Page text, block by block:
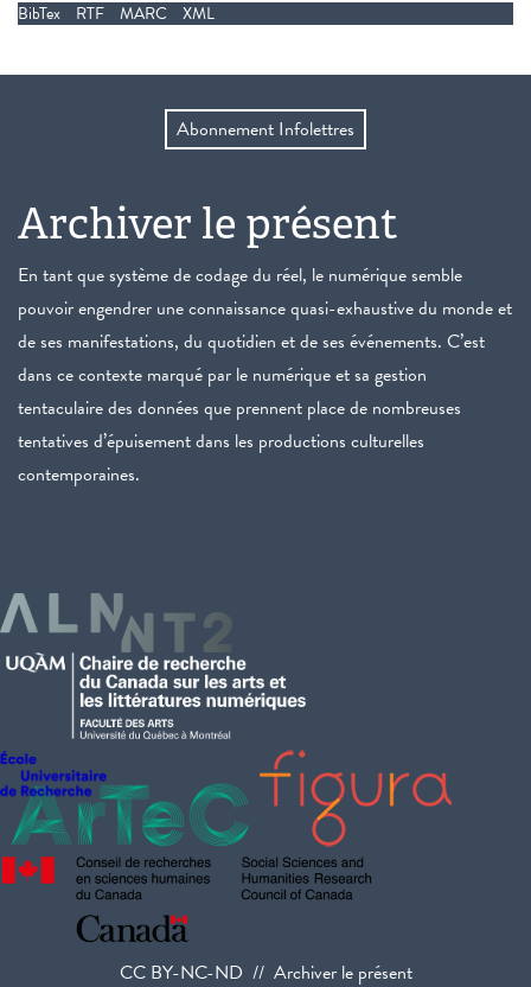
BibTex RTF MARC XML
Abonnement Infolettres
Archiver le présent
En tant que système de codage du réel, le numérique semble
pouvoir engendrer une connaissance quasi-exhaustive du monde et
de ses manifestations, du quotidien et de ses événements. C’est
dans ce contexte marqué par le numérique et sa gestion
tentaculaire des données que prennent place de nombreuses
tentatives d’épuisement dans les productions culturelles
contemporaines.
CC BY-NC-ND // Archiver le présent